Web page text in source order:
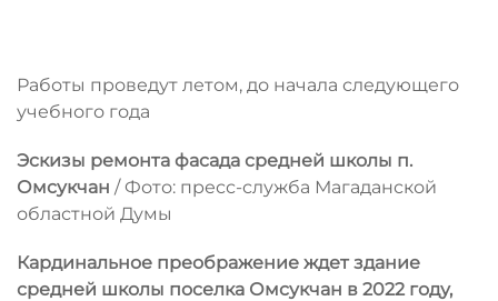
Работы проведут летом, до начала следующего
учебного года
Эскизы ремонта фасада средней школы п.
Омсукчан / Фото: пресс-служба Магаданской
областной Думы
Кардинальное преображение ждет здание
средней школы поселка Омсукчан в 2022 году,